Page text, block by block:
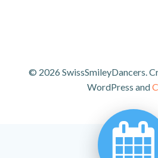
© 2026 SwissSmileyDancers.
WordPress and